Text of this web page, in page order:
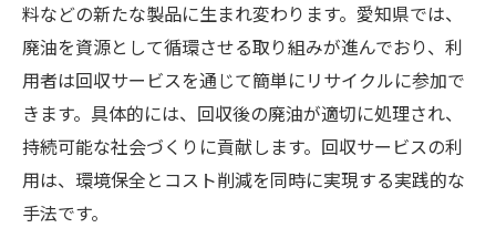
料などの新たな製品に生まれ変わります。愛知県では、
廃油を資源として循環させる取り組みが進んでおり、利
用者は回収サービスを通じて簡単にリサイクルに参加で
きます。具体的には、回収後の廃油が適切に処理され、
持続可能な社会づくりに貢献します。回収サービスの利
用は、環境保全とコスト削減を同時に実現する実践的な
手法です。